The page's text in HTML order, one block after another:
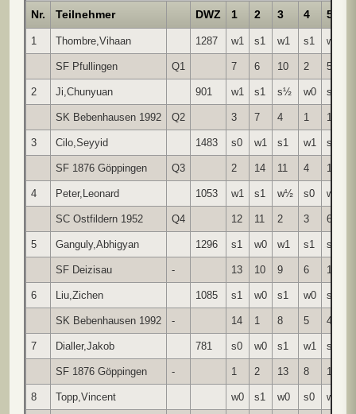
Nr. Teilnehmer DWZ 1 2 3 4 5
1 Thombre,Vihaan 1287 w1 s1 w1 s1 w½
SF Pfullingen Q1 7 6 10 2 5
2 Ji,Chunyuan 901 w1 s1 s½ w0 s1
SK Bebenhausen 1992 Q2 3 7 4 1 12
3 Cilo,Seyyid 1483 s0 w1 s1 w1 s1
SF 1876 Göppingen Q3 2 14 11 4 10
4 Peter,Leonard 1053 w1 s1 w½ s0 w1
SC Ostfildern 1952 Q4 12 11 2 3 6
5 Ganguly,Abhigyan 1296 s1 w0 w1 s1 s½
SF Deizisau - 13 10 9 6 1
6 Liu,Zichen 1085 s1 w0 s1 w0 s0
SK Bebenhausen 1992 - 14 1 8 5 4
7 Dialler,Jakob 781 s0 w0 s1 w1 s½
SF 1876 Göppingen - 1 2 13 8 11
8 Topp,Vincent w0 s1 w0 s0 w1